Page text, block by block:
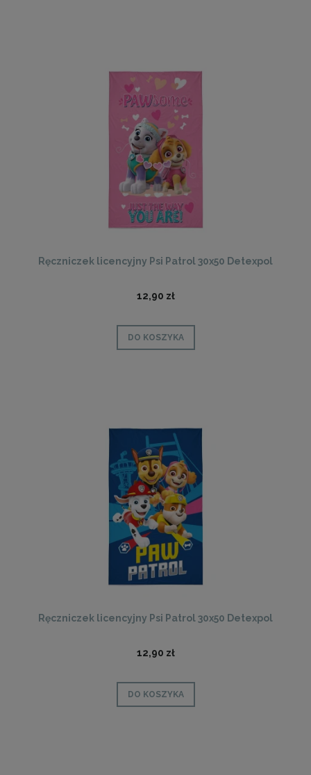
Ręczniczek licencyjny Psi Patrol 30x50 Detexpol
12,90 zł
DO KOSZYKA
Ręczniczek licencyjny Psi Patrol 30x50 Detexpol
12,90 zł
DO KOSZYKA